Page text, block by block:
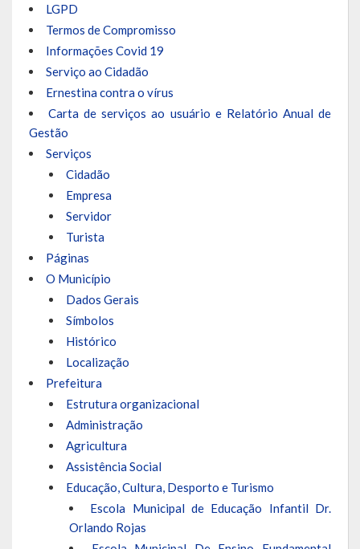
Fazenda
Obras e Viação
Saúde
Serviços Oferecidos pela Secretaria de Saúde
Serviços Urbanos
Legislação
ATOS NORMATIVOS
LEIS ORDINÁRIAS
LEIS COMPLEMENTARES
DECRETOS
Publicações
Conselhos Municipais
Regulamentos
Concursos
LGPD
Termos de Compromisso
Informações Covid 19
Serviço ao Cidadão
Ernestina contra o vírus
Carta de serviços ao usuário e Relatório Anual de
Gestão
Serviços
Cidadão
Empresa
Servidor
Turista
Páginas
O Município
Dados Gerais
Símbolos
Histórico
Localização
Prefeitura
Estrutura organizacional
Administração
Agricultura
Assistência Social
Educação, Cultura, Desporto e Turismo
Escola Municipal de Educação Infantil Dr.
Orlando Rojas